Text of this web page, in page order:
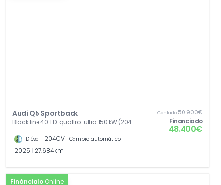
Audi Q5 Sportback
Black line 40 TDI quattro-ultra 150 kW (204
Contado50.900€
Financiado
48.400€
Diésel 204CV Cambio automático
2025 27.684km
Fináncialo Online